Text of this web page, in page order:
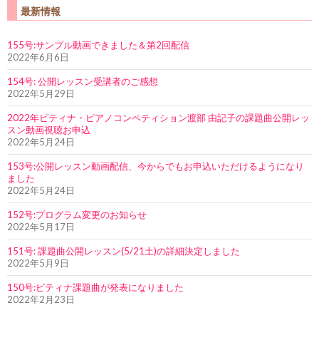
最新情報
155号:サンプル動画できました＆第2回配信
2022年6月6日
154号: 公開レッスン受講者のご感想
2022年5月29日
2022年ピティナ・ピアノコンペティション渡部 由記子の課題曲公開レッ
スン動画視聴お申込
2022年5月24日
153号:公開レッスン動画配信、今からでもお申込いただけるようになり
ました
2022年5月24日
152号:プログラム変更のお知らせ
2022年5月17日
151号: 課題曲公開レッスン(5/21土)の詳細決定しました
2022年5月9日
150号:ピティナ課題曲が発表になりました
2022年2月23日